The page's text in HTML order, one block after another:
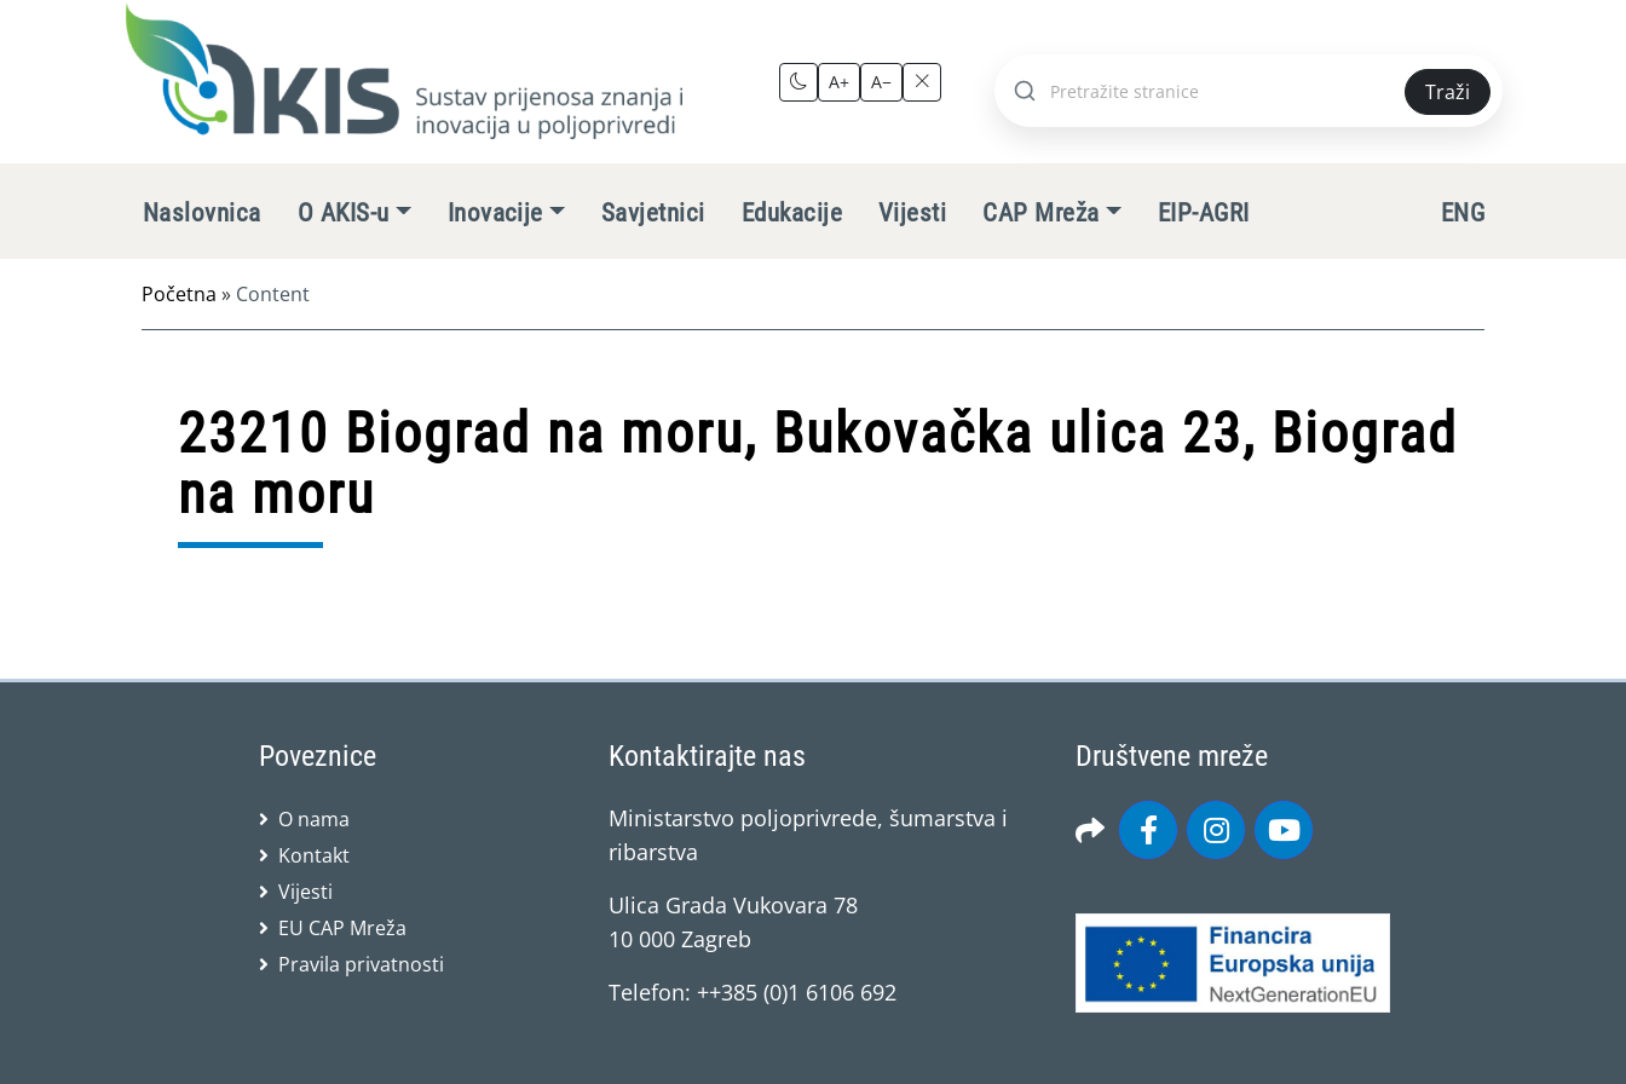
A+ A−
Pretraži
Traži
Naslovnica O AKIS-u Inovacije Savjetnici Edukacije Vijesti CAP Mreža EIP-AGRI ENG
Početna » Content
23210 Biograd na moru, Bukovačka ulica 23, Biograd
na moru
Poveznice
O nama
Kontakt
Vijesti
EU CAP Mreža
Pravila privatnosti
Kontaktirajte nas
Ministarstvo poljoprivrede, šumarstva i
ribarstva
Ulica Grada Vukovara 78
10 000 Zagreb
Telefon: ++385 (0)1 6106 692
Društvene mreže